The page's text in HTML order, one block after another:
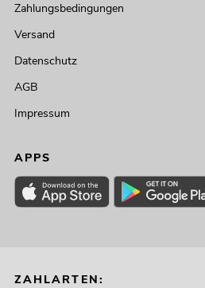
Zahlungsbedingungen
Versand
Datenschutz
AGB
Impressum
APPS
ZAHLARTEN: